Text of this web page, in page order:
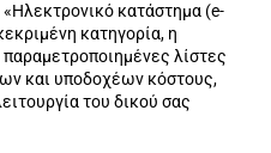
«Ηλεκτρονικό κατάστημα (e-
κατηγορία, η
λίστες
και υποδοχέων κόστους,
του δικού σας